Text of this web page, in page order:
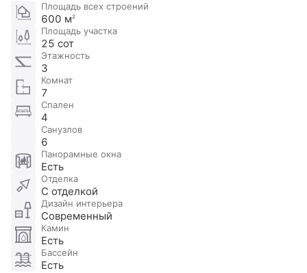
Площадь всех строений
600 м2
Площадь участка
25 сот
Этажность
3
Комнат
7
Спален
4
Санузлов
6
Панорамные окна
Есть
Отделка
С отделкой
Дизайн интерьера
Современный
Камин
Есть
Бассейн
Есть